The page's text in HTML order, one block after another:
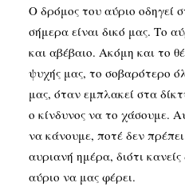
Ο δρόμος του αύριο οδηγεί
σήμερα είναι δικό μας. Το
και αβέβαιο. Ακόμη και το
ψυχής μας, το σοβαρότερο
μας, όταν εμπλακεί στα
ο κίνδυνος να το χάσουμε.
να κάνουμε, ποτέ δεν
αυριανή ημέρα, διότι
αύριο να μας φέρει.